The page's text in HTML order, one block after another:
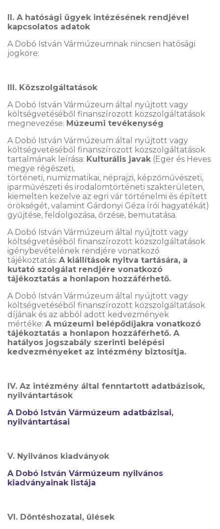
II. A hatósági ügyek intézésének rendjével
kapcsolatos adatok
A Dobó István Vármúzeumnak nincsen hatósági
jogköre.
III. Közszolgáltatások
A Dobó István Vármúzeum által nyújtott vagy
költségvetéséből finanszírozott közszolgáltatások
megnevezése: Múzeumi tevékenység
A Dobó István Vármúzeum által nyújtott vagy
költségvetéséből finanszírozott közszolgáltatások
tartalmának leírása: Kulturális javak (Eger és Heves
megye régészeti,
történeti, numizmatikai, néprajzi, képzőművészeti,
iparművészeti és irodalomtörténeti szakterületen,
kiemelten kezelve az egri vár történelmi és épített
örökségét, valamint Gárdonyi Géza írói hagyatékát)
gyűjtése, feldolgozása, őrzése, bemutatása.
A Dobó István Vármúzeum által nyújtott vagy
költségvetéséből finanszírozott közszolgáltatások
igénybevételének rendjére vonatkozó
tájékoztatás: A kiállítások nyitva tartására, a
kutató szolgálat rendjére vonatkozó
tájékoztatás a honlapon hozzáférhető.
A Dobó István Vármúzeum által nyújtott vagy
költségvetéséből finanszírozott közszolgáltatások
díjának és az abból adott kedvezmények
mértéke: A múzeumi belépődíjakra vonatkozó
tájékoztatás a honlapon hozzáférhető. A
hatályos jogszabály szerinti belépési
kedvezményeket az intézmény biztosítja.
IV. Az intézmény által fenntartott adatbázisok,
nyilvántartások
A Dobó István Vármúzeum adatbázisai,
nyilvántartásai
V. Nyilvános kiadványok
A Dobó István Vármúzeum nyilvános
kiadványainak listája
VI. Döntéshozatal, ülések